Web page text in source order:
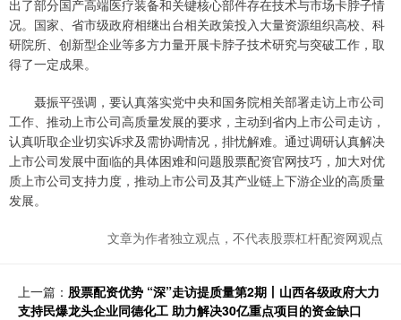
出了部分国产高端医疗装备和关键核心部件存在技术与市场卡脖子情
况。国家、省市级政府相继出台相关政策投入大量资源组织高校、科
研院所、创新型企业等多方力量开展卡脖子技术研究与突破工作，取
得了一定成果。
聂振平强调，要认真落实党中央和国务院相关部署走访上市公司
工作、推动上市公司高质量发展的要求，主动到省内上市公司走访，
认真听取企业切实诉求及需协调情况，排忧解难。通过调研认真解决
上市公司发展中面临的具体困难和问题股票配资官网技巧，加大对优
质上市公司支持力度，推动上市公司及其产业链上下游企业的高质量
发展。
文章为作者独立观点，不代表股票杠杆配资网观点
上一篇： 股票配资优势 “深”走访提质量第2期丨山西各级政府大力
支持民爆龙头企业同德化工 助力解决30亿重点项目的资金缺口